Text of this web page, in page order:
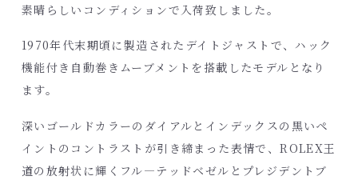
素晴らしいコンディションで入荷致しました。
1970年代末期頃に製造されたデイトジャストで、ハック
機能付き自動巻きムーブメントを搭載したモデルとなり
ます。
深いゴールドカラーのダイアルとインデックスの黒いペ
イントのコントラストが引き締まった表情で、ROLEX王
道の放射状に輝くフル―テッドベゼルとプレジデントブ